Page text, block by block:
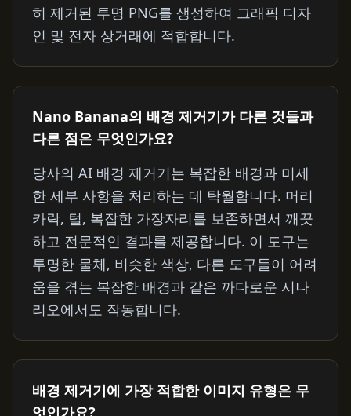
히 제거된 투명 PNG를 생성하여 그래픽 디자
인 및 전자 상거래에 적합합니다.
Nano Banana의 배경 제거기가 다른 것들과
다른 점은 무엇인가요?
당사의 AI 배경 제거기는 복잡한 배경과 미세
한 세부 사항을 처리하는 데 탁월합니다. 머리
카락, 털, 복잡한 가장자리를 보존하면서 깨끗
하고 전문적인 결과를 제공합니다. 이 도구는
투명한 물체, 비슷한 색상, 다른 도구들이 어려
움을 겪는 복잡한 배경과 같은 까다로운 시나
리오에서도 작동합니다.
배경 제거기에 가장 적합한 이미지 유형은 무
엇인가요?